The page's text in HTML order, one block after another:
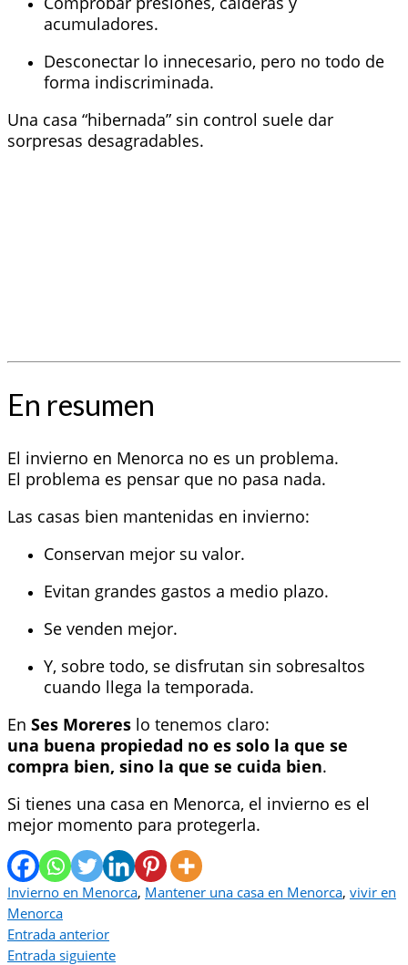
acumuladores.
Desconectar lo innecesario, pero no todo de
forma indiscriminada.
Una casa “hibernada” sin control suele dar
sorpresas desagradables.
En resumen
El invierno en Menorca no es un problema.
El problema es pensar que no pasa nada.
Las casas bien mantenidas en invierno:
Conservan mejor su valor.
Evitan grandes gastos a medio plazo.
Se venden mejor.
Y, sobre todo, se disfrutan sin sobresaltos
cuando llega la temporada.
En Ses Moreres lo tenemos claro:
una buena propiedad no es solo la que se
compra bien, sino la que se cuida bien.
Si tienes una casa en Menorca, el invierno es el
mejor momento para protegerla.
Invierno en Menorca, Mantener una casa en Menorca, vivir en
Menorca
Entrada anterior
Entrada siguiente